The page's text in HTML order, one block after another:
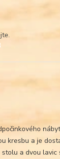
kresbu a je
a dvou lavic